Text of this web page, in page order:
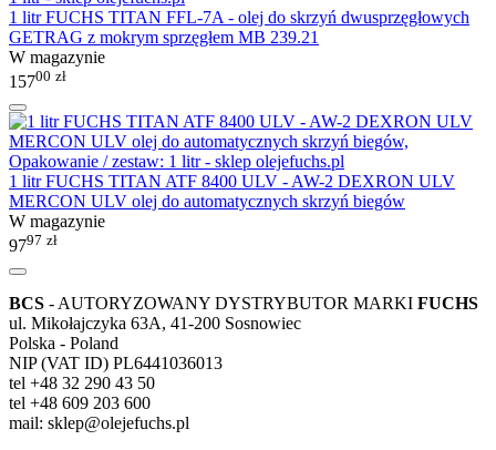
1 litr FUCHS TITAN FFL-7A - olej do skrzyń dwusprzęgłowych
GETRAG z mokrym sprzęgłem MB 239.21
W magazynie
15700 zł
1 litr FUCHS TITAN ATF 8400 ULV - AW-2 DEXRON ULV
MERCON ULV olej do automatycznych skrzyń biegów
W magazynie
9797 zł
BCS - AUTORYZOWANY DYSTRYBUTOR MARKI FUCHS
ul. Mikołajczyka 63A, 41-200 Sosnowiec
Polska - Poland
NIP (VAT ID) PL6441036013
tel +48 32 290 43 50
tel +48 609 203 600
mail: sklep@olejefuchs.pl